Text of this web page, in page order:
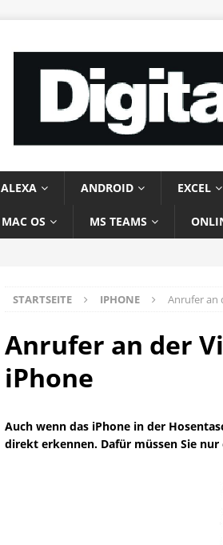
ALEXA ANDROID EXCEL
MAC OS MS TEAMS
STARTSEITE IPHONE Anrufer an
Anrufer an der
iPhone
Auch wenn das iPhone in der
direkt erkennen. Dafür müssen Sie